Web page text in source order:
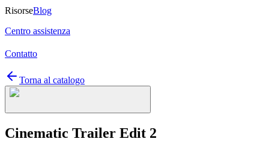
RisorseBlog
Centro assistenza
Contatto
Torna al catalogo
Cinematic Trailer Edit 2